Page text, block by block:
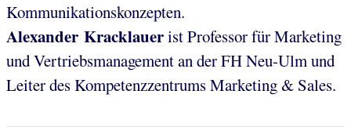
Kommunikationskonzepten.
Alexander Kracklauerist Professor für Marketing
und Vertriebsmanagement an der FH Neu-Ulm und
Leiter des Kompetenzzentrums Marketing & Sales.